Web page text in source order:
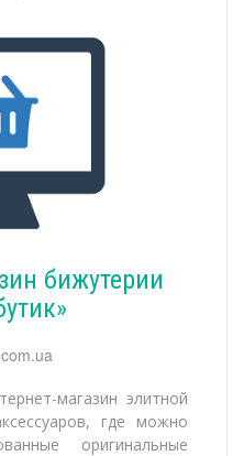
бижутерии
магазин элитной
где можно
оригинальные